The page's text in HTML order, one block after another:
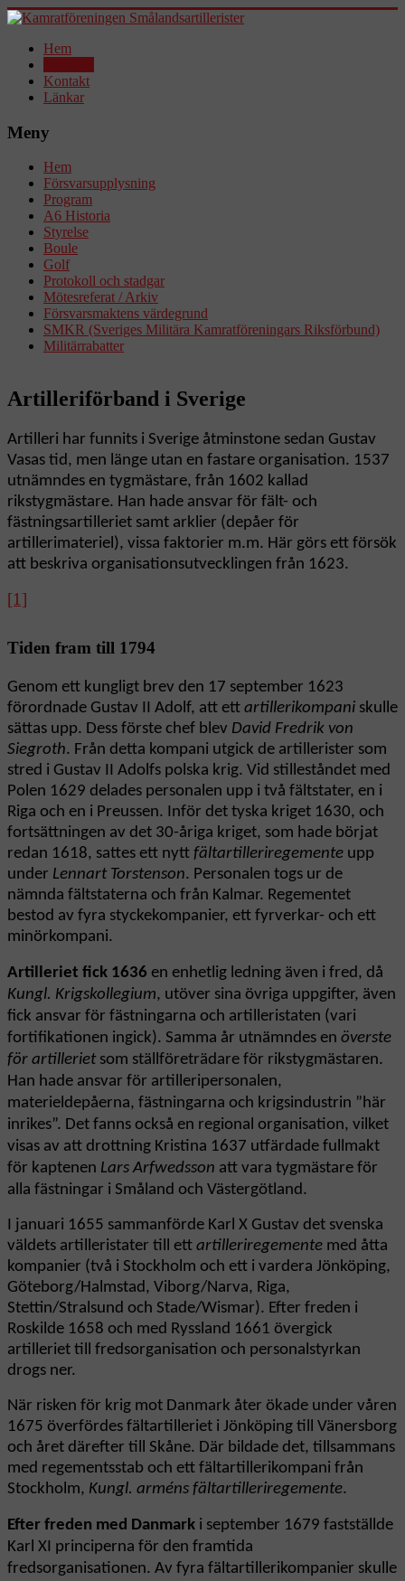
Hem
Kontakt
Länkar
Meny
Hem
Försvarsupplysning
Program
A6 Historia
Styrelse
Boule
Golf
Protokoll och stadgar
Mötesreferat / Arkiv
Försvarsmaktens värdegrund
SMKR (Sveriges Militära Kamratföreningars Riksförbund)
Militärrabatter
Artilleriförband i Sverige
Artilleri har funnits i Sverige åtminstone sedan Gustav
Vasas tid, men länge utan en fastare organisation. 1537
utnämndes en tygmästare, från 1602 kallad
rikstygmästare. Han hade ansvar för fält- och
fästningsartilleriet samt arklier (depåer för
artillerimateriel), vissa faktorier m.m. Här görs ett försök
att beskriva organisationsutvecklingen från 1623.
[1]
Tiden fram till 1794
Genom ett kungligt brev den 17 september 1623
förordnade Gustav II Adolf, att ett artillerikompani skulle
sättas upp. Dess förste chef blev David Fredrik von
Siegroth. Från detta kompani utgick de artillerister som
stred i Gustav II Adolfs polska krig. Vid stilleståndet med
Polen 1629 delades personalen upp i två fältstater, en i
Riga och en i Preussen. Inför det tyska kriget 1630, och
fortsättningen av det 30-åriga kriget, som hade börjat
redan 1618, sattes ett nytt fältartilleriregemente upp
under Lennart Torstenson. Personalen togs ur de
nämnda fältstaterna och från Kalmar. Regementet
bestod av fyra styckekompanier, ett fyrverkar- och ett
minörkompani.
Artilleriet fick 1636 en enhetlig ledning även i fred, då
Kungl. Krigskollegium, utöver sina övriga uppgifter, även
fick ansvar för fästningarna och artilleristaten (vari
fortifikationen ingick). Samma år utnämndes en överste
för artillerietsom ställföreträdare för rikstygmästaren.
Han hade ansvar för artilleripersonalen,
materieldepåerna, fästningarna och krigsindustrin ”här
inrikes”. Det fanns också en regional organisation, vilket
visas av att drottning Kristina 1637 utfärdade fullmakt
för kaptenen Lars Arfwedsson att vara tygmästare för
alla fästningar i Småland och Västergötland.
I januari 1655 sammanförde Karl X Gustav det svenska
väldets artilleristater till ett artilleriregemente med åtta
kompanier (två i Stockholm och ett i vardera Jönköping,
Göteborg/Halmstad, Viborg/Narva, Riga,
Stettin/Stralsund och Stade/Wismar). Efter freden i
Roskilde 1658 och med Ryssland 1661 övergick
artilleriet till fredsorganisation och personalstyrkan
drogs ner.
När risken för krig mot Danmark åter ökade under våren
1675 överfördes fältartilleriet i Jönköping till Vänersborg
och året därefter till Skåne. Där bildade det, tillsammans
med regementsstab och ett fältartillerikompani från
Stockholm, Kungl. arméns fältartilleriregemente.
Efter freden med Danmark i september 1679 fastställde
Karl XI principerna för den framtida
fredsorganisationen. Av fyra fältartillerikompanier skulle